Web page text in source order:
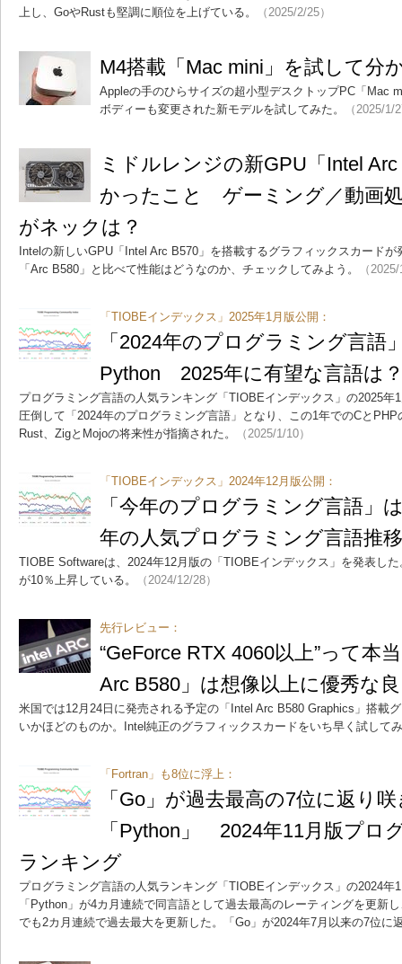
上し、GoやRustも堅調に順位を上げている。
（2025/2/25）
M4搭載「Mac mini」を試して分
Appleの手のひらサイズの超小型デスクトップPC「Mac
ボディーも変更された新モデルを試してみた。
（2025/1/
ミドルレンジの新GPU「Intel
かったこと ゲーミング／動画
がネックは？
Intelの新しいGPU「Intel Arc B570」を搭載するグラフィックスカード
「Arc B580」と比べて性能はどうなのか、チェックしてみよう。
（
「TIOBEインデックス」2025年1月版公開：
「2024年のプログラミング言語
Python 2025年に有望な言語は
プログラミング言語の人気ランキング「TIOBEインデックス」の2025年
圧倒して「2024年のプログラミング言語」となり、この1年でのCと
Rust、ZigとMojoの将来性が指摘された。
（2025/1/10）
「TIOBEインデックス」2024年12月版公開：
「今年のプログラミング言語」
年の人気プログラミング言語推
TIOBE Softwareは、2024年12月版の「TIOBEインデックス」を発表し
が10％上昇している。
（2024/12/28）
先行レビュー：
“GeForce RTX 4060以上”って
Arc B580」は想像以上に優秀な
米国では12月24日に発売される予定の「Intel Arc B580 Graphics」搭載
いかほどのものか。Intel純正のグラフィックスカードをいち早く試して
「Fortran」も8位に浮上：
「Go」が過去最高の7位に返り
「Python」 2024年11月版プロ
ランキング
プログラミング言語の人気ランキング「TIOBEインデックス」の2024年
「Python」が4カ月連続で同言語として過去最高のレーティングを更新
でも2カ月連続で過去最大を更新した。「Go」が2024年7月以来の7位に